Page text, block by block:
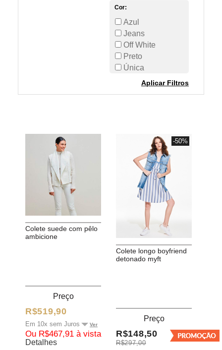
Cor:
Azul
Jeans
Off White
Preto
Única
Aplicar Filtros
colete suede com pêlo
ambicione
Preço
R$519,90
Em 10x sem Juros Ver
Ou R$467,91 à vista
Detalhes
-50%
colete longo boyfriend
detonado myft
Preço
R$148,50
R$297,00